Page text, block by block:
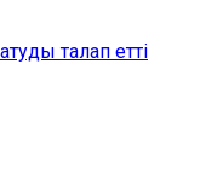
талап етті